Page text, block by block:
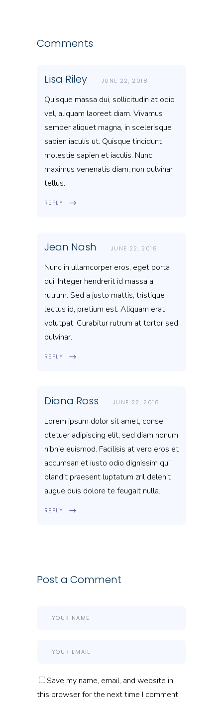
Comments
Lisa Riley JUNE 22, 2018
Quisque massa dui, sollicitudin at odio
vel, aliquam laoreet diam. Vivamus
semper aliquet magna, in scelerisque
sapien iaculis ut. Quisque tincidunt
molestie sapien et iaculis. Nunc
maximus venenatis diam, non pulvinar
tellus.
REPLY
Jean Nash JUNE 22, 2018
Nunc in ullamcorper eros, eget porta
dui. Integer hendrerit id massa a
rutrum. Sed a justo mattis, tristique
lectus id, pretium est. Aliquam erat
volutpat. Curabitur rutrum at tortor sed
pulvinar.
REPLY
Diana Ross JUNE 22, 2018
Lorem ipsum dolor sit amet, conse
ctetuer adipiscing elit, sed diam nonum
nibhie euismod. Facilisis at vero eros et
accumsan et iusto odio dignissim qui
blandit praesent luptatum zril delenit
augue duis dolore te feugait nulla.
REPLY
Post a Comment
Save my name, email, and website in
this browser for the next time I comment.